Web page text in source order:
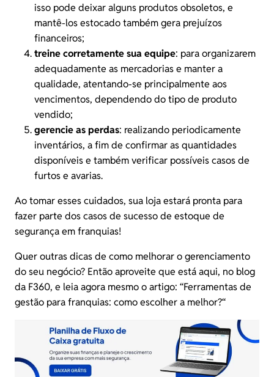
isso pode deixar alguns produtos obsoletos, e
mantê-los estocado também gera prejuízos
financeiros;
treine corretamente sua equipe: para organizarem
adequadamente as mercadorias e manter a
qualidade, atentando-se principalmente aos
vencimentos, dependendo do tipo de produto
vendido;
gerencie as perdas: realizando periodicamente
inventários, a fim de confirmar as quantidades
disponíveis e também verificar possíveis casos de
furtos e avarias.
Ao tomar esses cuidados, sua loja estará pronta para
fazer parte dos casos de sucesso de estoque de
segurança em franquias!
Quer outras dicas de como melhorar o gerenciamento
do seu negócio? Então aproveite que está aqui, no blog
da F360, e leia agora mesmo o artigo: “Ferramentas de
gestão para franquias: como escolher a melhor?“